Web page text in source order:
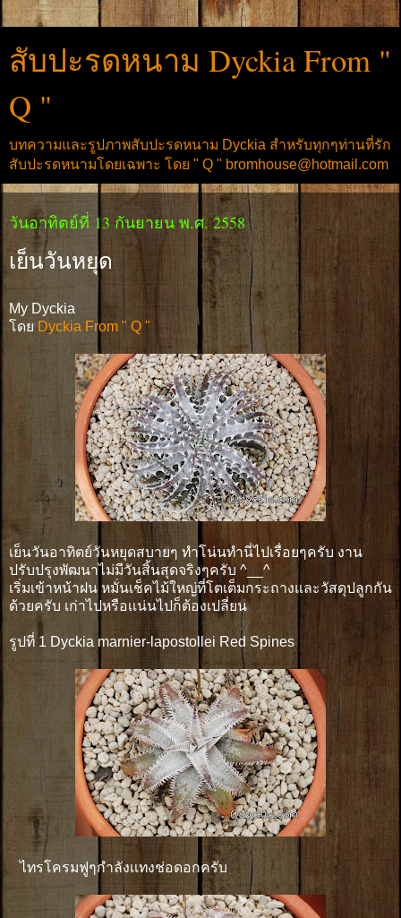
สับปะรดหนาม Dyckia From "
Q "
บทความและรูปภาพสับปะรดหนาม Dyckia สำหรับทุกๆท่านที่รัก
สับปะรดหนามโดยเฉพาะ โดย " Q " bromhouse@hotmail.com
วันอาทิตย์ที่ 13 กันยายน พ.ศ. 2558
เย็นวันหยุด
My Dyckia
โดยDyckia From " Q "
เย็นวันอาทิตย์วันหยุดสบายๆ ทำโน่นทำนี่ไปเรื่อยๆครับ งาน
ปรับปรุงพัฒนาไม่มีวันสิ้นสุดจริงๆครับ ^__^
เริ่มเข้าหน้าฝน หมั่นเช็คไม้ใหญ่ที่โตเต็มกระถางและวัสดุปลูกกัน
ด้วยครับ เก่าไปหรือเเน่นไปก็ต้องเปลี่ยน
รูปที่ 1 Dyckia marnier-lapostollei Red Spines
ไทรโครมฟูๆกำลังเเทงช่อดอกครับ